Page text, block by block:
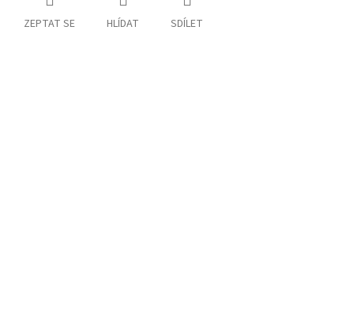
ZEPTAT SE HLÍDAT SDÍLET